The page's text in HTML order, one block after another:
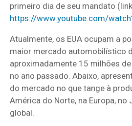
primeiro dia de seu mandato
https://www.youtube.com/
Atualmente, os EUA ocupam a
maior mercado automobilístico
aproximadamente 15 milhões
no ano passado. Abaixo,
do mercado no que tange à
América do Norte, na Europa, no
global.